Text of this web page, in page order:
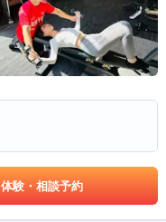
体験・相談予約